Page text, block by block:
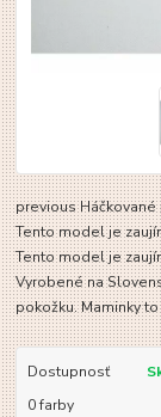
previous
Tento model je
Tento model je
Vyrobené na
pokožku. Maminky
Dostupnosť
0 farby